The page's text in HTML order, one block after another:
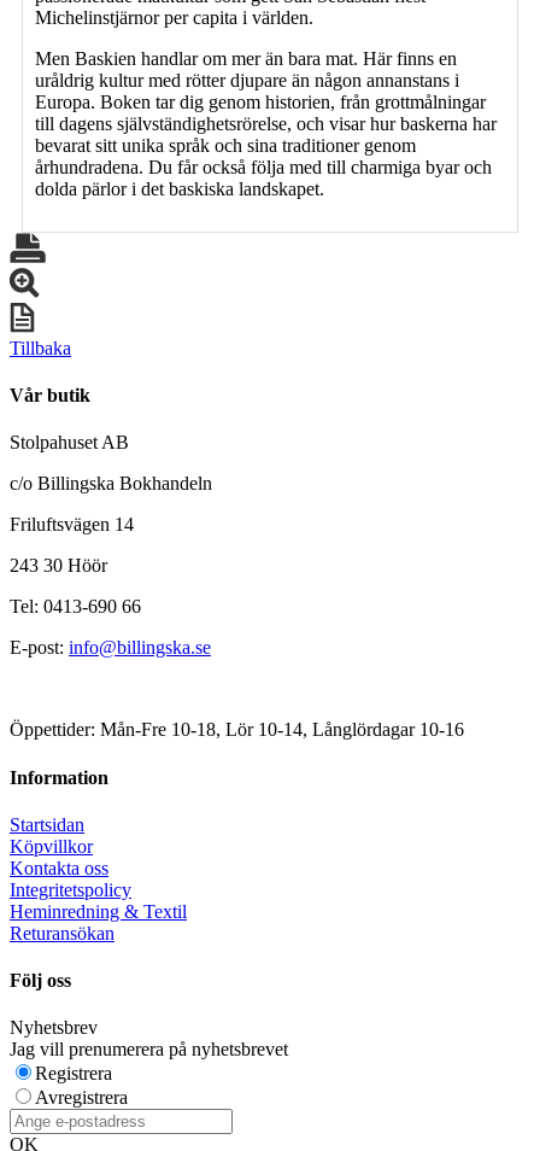
Michelinstjärnor per capita i världen.
Men Baskien handlar om mer än bara mat. Här finns en
uråldrig kultur med rötter djupare än någon annanstans i
Europa. Boken tar dig genom historien, från grottmålningar
till dagens självständighetsrörelse, och visar hur baskerna har
bevarat sitt unika språk och sina traditioner genom
århundradena. Du får också följa med till charmiga byar och
dolda pärlor i det baskiska landskapet.
Tillbaka
Vår butik
Stolpahuset AB
c/o Billingska Bokhandeln
Friluftsvägen 14
243 30 Höör
Tel: 0413-690 66
E-post: info@billingska.se
Öppettider: Mån-Fre 10-18, Lör 10-14, Långlördagar 10-16
Information
Startsidan
Köpvillkor
Kontakta oss
Integritetspolicy
Heminredning & Textil
Returansökan
Följ oss
Nyhetsbrev
Jag vill prenumerera på nyhetsbrevet
Registrera
Avregistrera
OK